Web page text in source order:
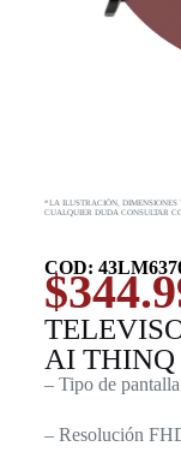
*LA ILUSTRACIÓN, DIMENSIONES
CUALQUIER DUDA CONSULTAR
COD:
$
AI THINQ
– Tipo de
– Resolución